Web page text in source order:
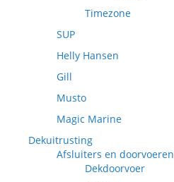
Timezone
SUP
Helly Hansen
Gill
Musto
Magic Marine
Dekuitrusting
Afsluiters en doorvoeren
Dekdoorvoer